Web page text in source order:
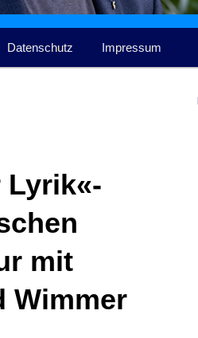
Datenschutz Impressum
Lyrik«-
mit
Wimmer